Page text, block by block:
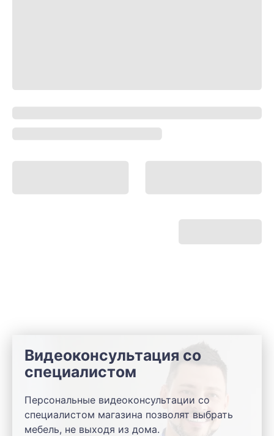
Видеоконсультация со
специалистом
Персональные видеоконсультации со
специалистом магазина позволят выбрать
мебель, не выходя из дома.